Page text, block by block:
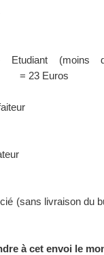
Etudiant (moins
= 23 Euros
(sans livraison du
à cet envoi le